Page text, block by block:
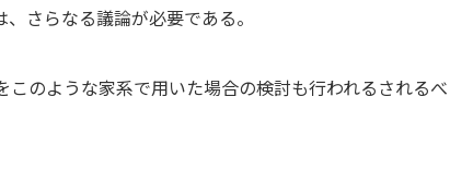
さらなる議論が必要である。
のような家系で用いた場合の検討も行われるされるべ